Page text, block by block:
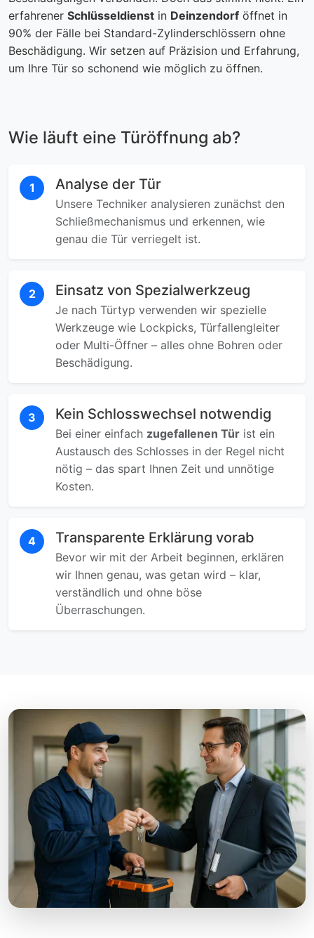
erfahrener Schlüsseldienst in Deinzendorf öffnet in
90% der Fälle bei Standard-Zylinderschlössern ohne
Beschädigung. Wir setzen auf Präzision und Erfahrung,
um Ihre Tür so schonend wie möglich zu öffnen.
Wie läuft eine Türöffnung ab?
1 Analyse der Tür
Unsere Techniker analysieren zunächst den
Schließmechanismus und erkennen, wie
genau die Tür verriegelt ist.
2 Einsatz von Spezialwerkzeug
Je nach Türtyp verwenden wir spezielle
Werkzeuge wie Lockpicks, Türfallengleiter
oder Multi-Öffner – alles ohne Bohren oder
Beschädigung.
3 Kein Schlosswechsel notwendig
Bei einer einfach zugefallenen Tür ist ein
Austausch des Schlosses in der Regel nicht
nötig – das spart Ihnen Zeit und unnötige
Kosten.
4 Transparente Erklärung vorab
Bevor wir mit der Arbeit beginnen, erklären
wir Ihnen genau, was getan wird – klar,
verständlich und ohne böse
Überraschungen.